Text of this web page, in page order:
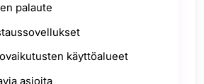
palaute
käyttöalueet
asioita